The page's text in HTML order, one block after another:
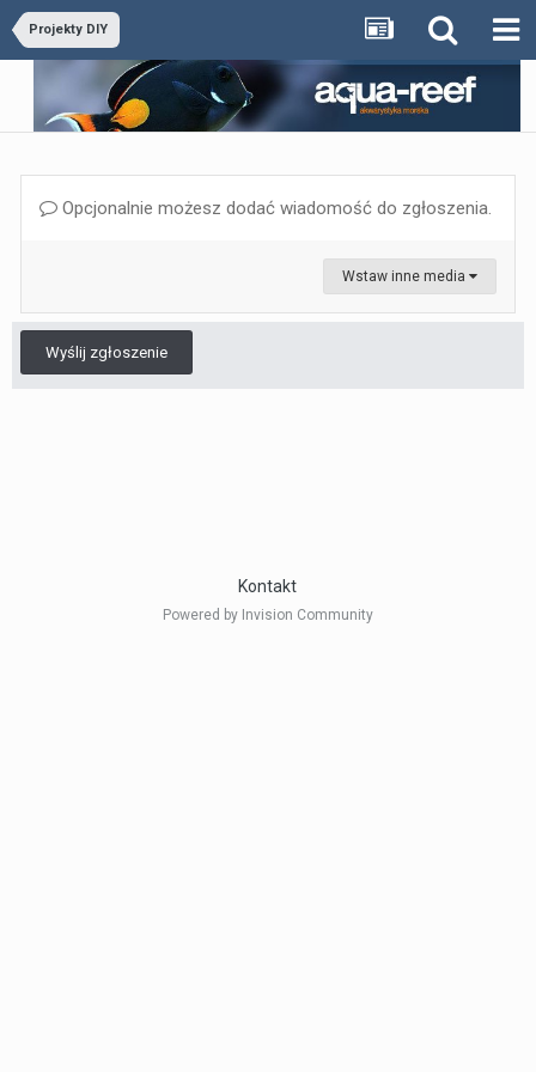
Projekty DIY
Opcjonalnie możesz dodać wiadomość do zgłoszenia.
Wstaw inne media
Wyślij zgłoszenie
Kontakt
Powered by Invision Community